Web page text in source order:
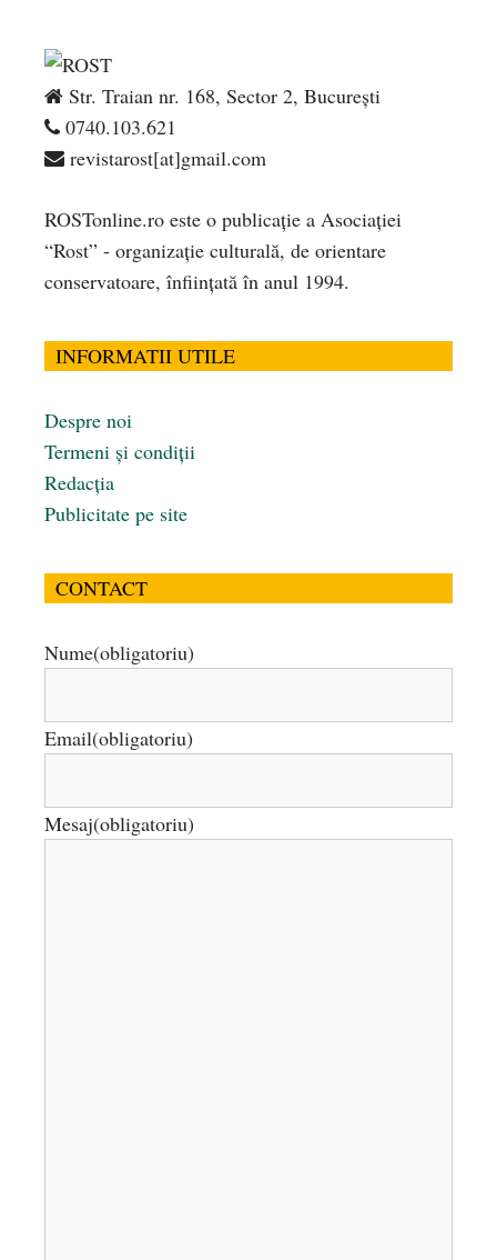
Str. Traian nr. 168, Sector 2, București
0740.103.621
revistarost[at]gmail.com
ROSTonline.ro este o publicaţie a Asociaţiei
“Rost” - organizaţie culturală, de orientare
conservatoare, înfiinţată în anul 1994.
INFORMATII UTILE
Despre noi
Termeni și condiții
Redacția
Publicitate pe site
CONTACT
Nume(obligatoriu)
Email(obligatoriu)
Mesaj(obligatoriu)